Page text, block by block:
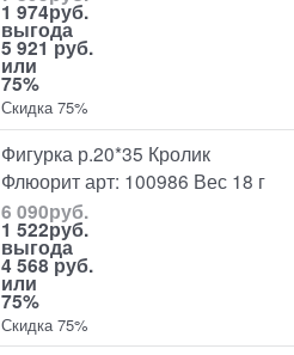
1 974руб.
выгода
5 921 руб.
или
75%
Скидка 75%
Фигурка р.20*35 Кролик
Флюорит арт: 100986 Вес 18 г
6 090руб.
1 522руб.
выгода
4 568 руб.
или
75%
Скидка 75%